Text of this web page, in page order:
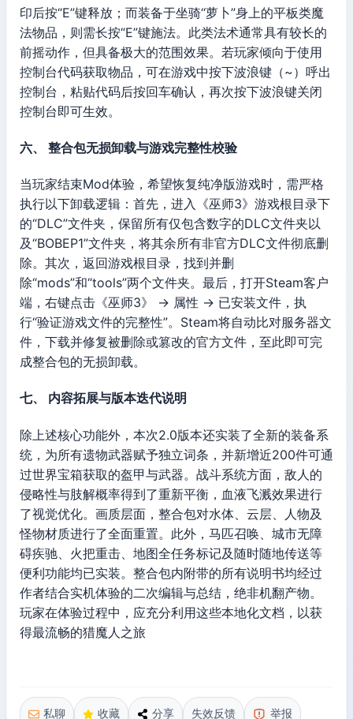
印后按“E”键释放；而装备于坐骑“萝卜”身上的平板类魔
法物品，则需长按“E”键施法。此类法术通常具有较长的
前摇动作，但具备极大的范围效果。若玩家倾向于使用
控制台代码获取物品，可在游戏中按下波浪键（~）呼出
控制台，粘贴代码后按回车确认，再次按下波浪键关闭
控制台即可生效。
六、 整合包无损卸载与游戏完整性校验
当玩家结束Mod体验，希望恢复纯净版游戏时，需严格
执行以下卸载逻辑：首先，进入《巫师3》游戏根目录下
的“DLC”文件夹，保留所有仅包含数字的DLC文件夹以
及“BOBEP1”文件夹，将其余所有非官方DLC文件彻底删
除。其次，返回游戏根目录，找到并删
除“mods”和“tools”两个文件夹。最后，打开Steam客户
端，右键点击《巫师3》 -> 属性 -> 已安装文件，执
行“验证游戏文件的完整性”。Steam将自动比对服务器文
件，下载并修复被删除或篡改的官方文件，至此即可完
成整合包的无损卸载。
七、 内容拓展与版本迭代说明
除上述核心功能外，本次2.0版本还实装了全新的装备系
统，为所有遗物武器赋予独立词条，并新增近200件可通
过世界宝箱获取的盔甲与武器。战斗系统方面，敌人的
侵略性与肢解概率得到了重新平衡，血液飞溅效果进行
了视觉优化。画质层面，整合包对水体、云层、人物及
怪物材质进行了全面重置。此外，马匹召唤、城市无障
碍疾驰、火把重击、地图全任务标记及随时随地传送等
便利功能均已实装。整合包内附带的所有说明书均经过
作者结合实机体验的二次编辑与总结，绝非机翻产物。
玩家在体验过程中，应充分利用这些本地化文档，以获
得最流畅的猎魔人之旅
私聊 收藏 分享 失效反馈 举报